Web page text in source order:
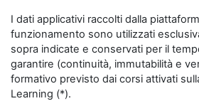
I dati applicativi raccolti dalla
funzionamento sono utilizzati
sopra indicate e conservati per il
garantire (continuità, immutabilità e
formativo previsto dai corsi attivati
Learning (*).